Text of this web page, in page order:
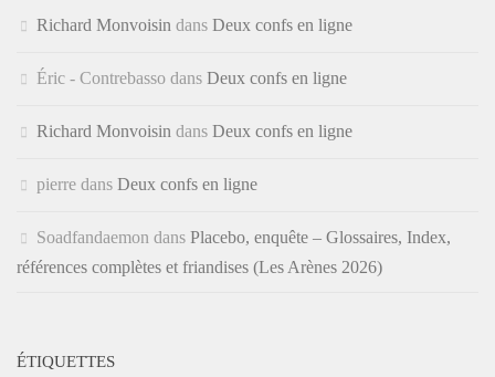
Richard Monvoisin dans Deux confs en ligne
Éric - Contrebasso dans Deux confs en ligne
Richard Monvoisin dans Deux confs en ligne
pierre dans Deux confs en ligne
Soadfandaemon dans Placebo, enquête – Glossaires, Index,
références complètes et friandises (Les Arènes 2026)
ÉTIQUETTES